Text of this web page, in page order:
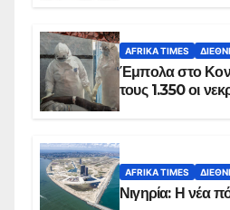
AFRIKA TIMES
Έμπολα στο
τους 1.350 οι
AFRIKA TIMES
Νιγηρία: Η νέα